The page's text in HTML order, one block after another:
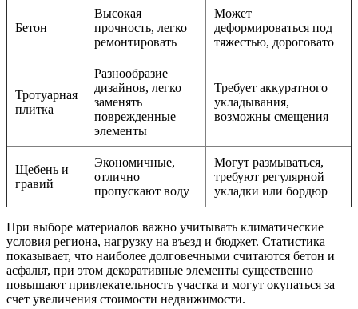
Бетон
Высокая
прочность, легко
ремонтировать
Может
деформироваться под
тяжестью, дороговато
Тротуарная
плитка
Разнообразие
дизайнов, легко
заменять
поврежденные
элементы
Требует аккуратного
укладывания,
возможны смещения
Щебень и
гравий
Экономичные,
отлично
пропускают воду
Могут размываться,
требуют регулярной
укладки или бордюр
При выборе материалов важно учитывать климатические
условия региона, нагрузку на въезд и бюджет. Статистика
показывает, что наиболее долговечными считаются бетон и
асфальт, при этом декоративные элементы существенно
повышают привлекательность участка и могут окупаться за
счет увеличения стоимости недвижимости.